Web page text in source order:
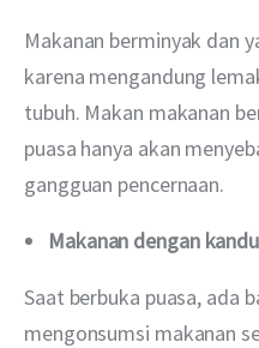
Makanan berminyak dan
karena mengandung
tubuh. Makan makanan
puasa hanya akan
gangguan pencernaan.
Makanan dengan
Saat berbuka puasa, ada
mengonsumsi makanan